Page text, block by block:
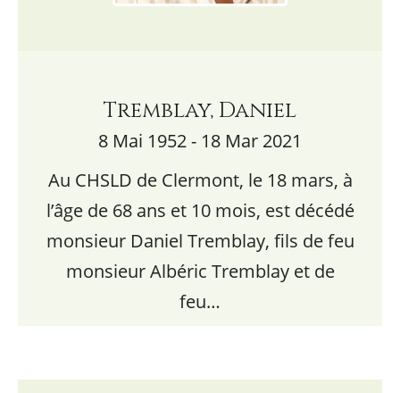
Tremblay, Daniel
8 Mai 1952 - 18 Mar 2021
Au CHSLD de Clermont, le 18 mars, à
l’âge de 68 ans et 10 mois, est décédé
monsieur Daniel Tremblay, fils de feu
monsieur Albéric Tremblay et de
feu…